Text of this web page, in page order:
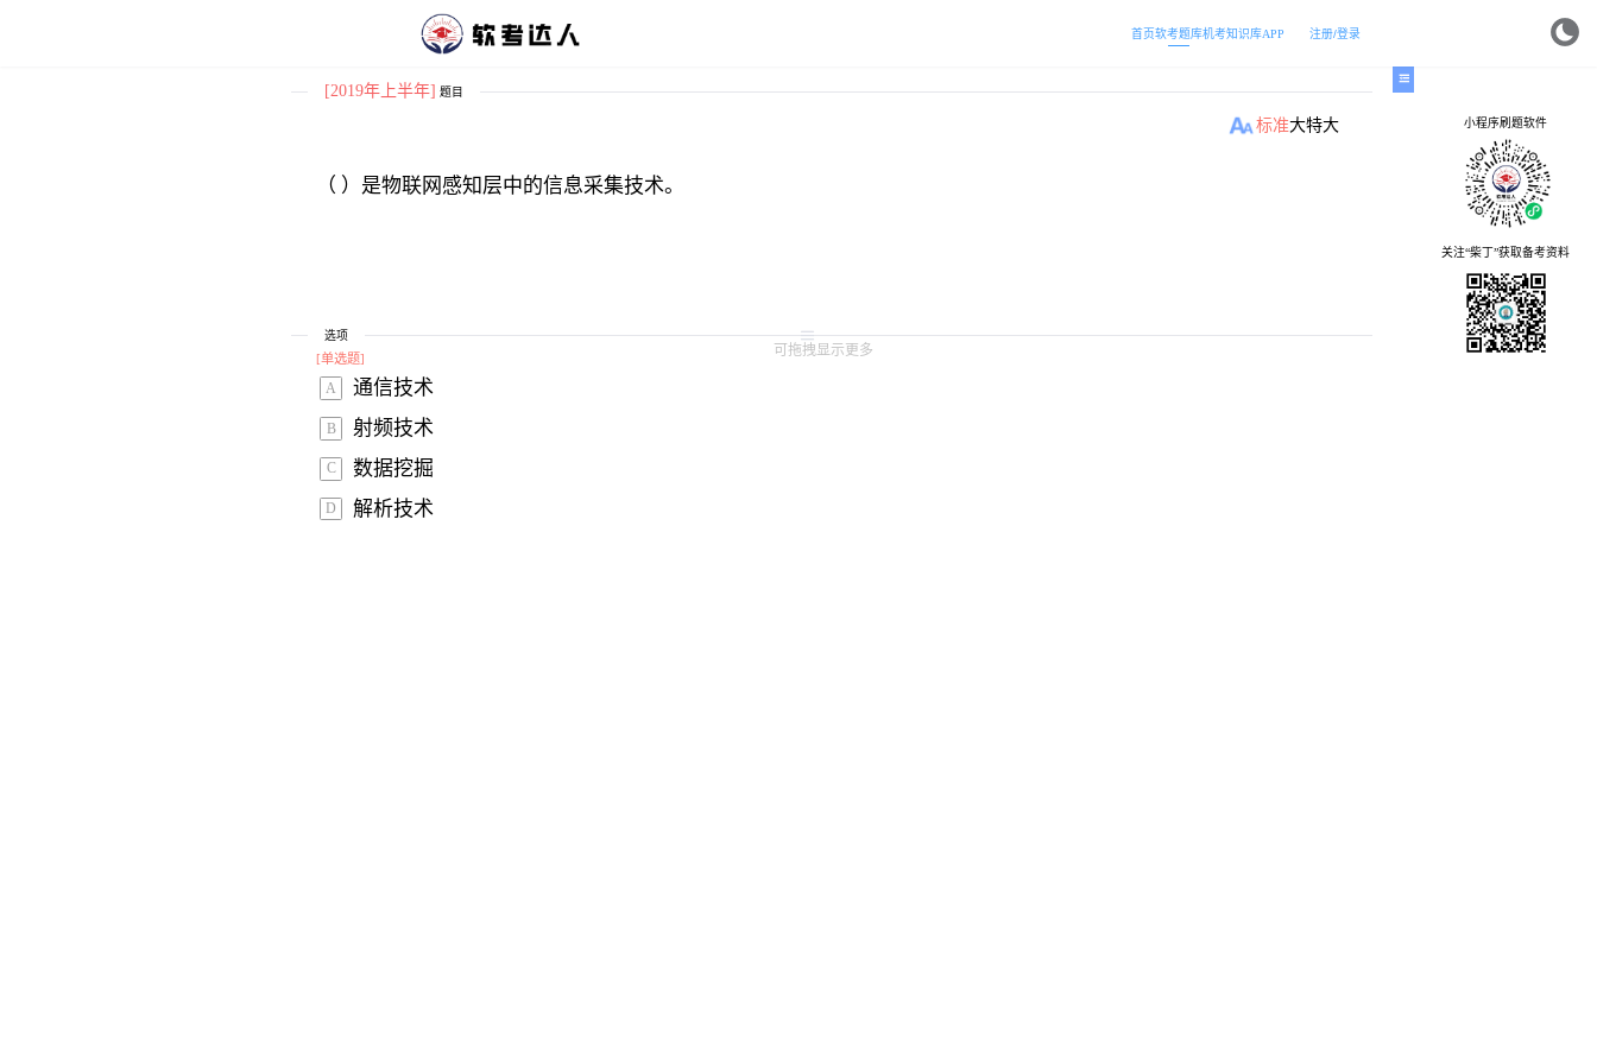
首页软考题库机考知识库APP 注册/登录
[2019年上半年] 题目
标准大特大
（ ）是物联网感知层中的信息采集技术。
可拖拽显示更多
选项
[单选题]
A 通信技术
B 射频技术
C 数据挖掘
D 解析技术
小程序刷题软件
关注“柴丁”获取备考资料